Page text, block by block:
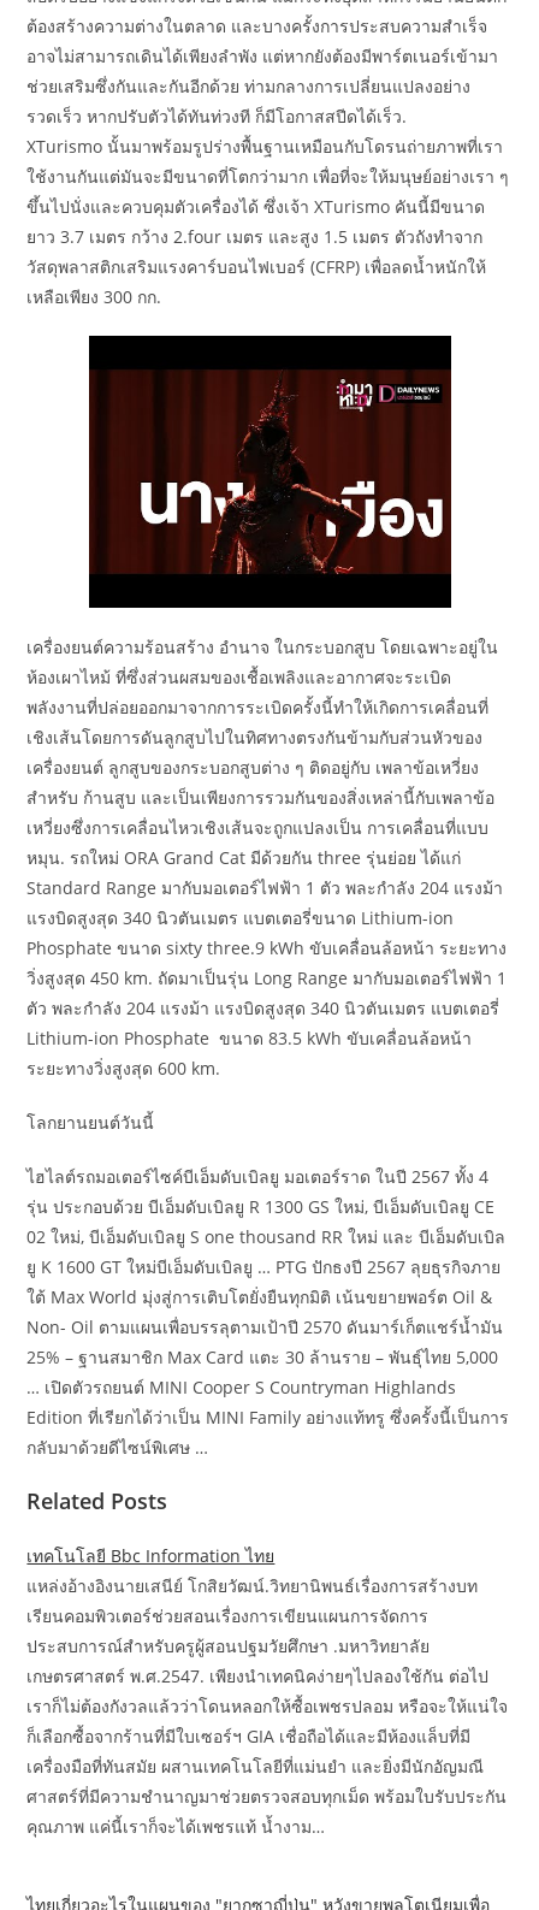
ต้องสร้างความต่างในตลาด และบางครั้งการประสบความสำเร็จ
อาจไม่สามารถเดินได้เพียงลำพัง แต่หากยังต้องมีพาร์ตเนอร์เข้ามา
ช่วยเสริมซึ่งกันและกันอีกด้วย ท่ามกลางการเปลี่ยนแปลงอย่าง
รวดเร็ว หากปรับตัวได้ทันท่วงที ก็มีโอกาสสปีดได้เร็ว.
XTurismo นั้นมาพร้อมรูปร่างพื้นฐานเหมือนกับโดรนถ่ายภาพที่เรา
ใช้งานกันแต่มันจะมีขนาดที่โตกว่ามาก เพื่อที่จะให้มนุษย์อย่างเรา ๆ
ขึ้นไปนั่งและควบคุมตัวเครื่องได้ ซึ่งเจ้า XTurismo คันนี้มีขนาด
ยาว 3.7 เมตร กว้าง 2.four เมตร และสูง 1.5 เมตร ตัวถังทำจาก
วัสดุพลาสติกเสริมแรงคาร์บอนไฟเบอร์ (CFRP) เพื่อลดน้ำหนักให้
เหลือเพียง 300 กก.
เครื่องยนต์ความร้อนสร้าง อำนาจ ในกระบอกสูบ โดยเฉพาะอยู่ใน
ห้องเผาไหม้ ที่ซึ่งส่วนผสมของเชื้อเพลิงและอากาศจะระเบิด
พลังงานที่ปล่อยออกมาจากการระเบิดครั้งนี้ทำให้เกิดการเคลื่อนที่
เชิงเส้นโดยการดันลูกสูบไปในทิศทางตรงกันข้ามกับส่วนหัวของ
เครื่องยนต์ ลูกสูบของกระบอกสูบต่าง ๆ ติดอยู่กับ เพลาข้อเหวี่ยง
สำหรับ ก้านสูบ และเป็นเพียงการรวมกันของสิ่งเหล่านี้กับเพลาข้อ
เหวี่ยงซึ่งการเคลื่อนไหวเชิงเส้นจะถูกแปลงเป็น การเคลื่อนที่แบบ
หมุน. รถใหม่ ORA Grand Cat มีด้วยกัน three รุ่นย่อย ได้แก่
Standard Range มากับมอเตอร์ไฟฟ้า 1 ตัว พละกำลัง 204 แรงม้า
แรงบิดสูงสุด 340 นิวตันเมตร แบตเตอรี่ขนาด Lithium-ion
Phosphate ขนาด sixty three.9 kWh ขับเคลื่อนล้อหน้า ระยะทาง
วิ่งสูงสุด 450 km. ถัดมาเป็นรุ่น Long Range มากับมอเตอร์ไฟฟ้า 1
ตัว พละกำลัง 204 แรงม้า แรงบิดสูงสุด 340 นิวตันเมตร แบตเตอรี่
Lithium-ion Phosphate ขนาด 83.5 kWh ขับเคลื่อนล้อหน้า
ระยะทางวิ่งสูงสุด 600 km.
โลกยานยนต์วันนี้
ไฮไลต์รถมอเตอร์ไซค์บีเอ็มดับเบิลยู มอเตอร์ราด ในปี 2567 ทั้ง 4
รุ่น ประกอบด้วย บีเอ็มดับเบิลยู R 1300 GS ใหม่, บีเอ็มดับเบิลยู CE
02 ใหม่, บีเอ็มดับเบิลยู S one thousand RR ใหม่ และ บีเอ็มดับเบิล
ยู K 1600 GT ใหม่บีเอ็มดับเบิลยู … PTG ปักธงปี 2567 ลุยธุรกิจภาย
ใต้ Max World มุ่งสู่การเติบโตยั่งยืนทุกมิติ เน้นขยายพอร์ต Oil &
Non- Oil ตามแผนเพื่อบรรลุตามเป้าปี 2570 ดันมาร์เก็ตแชร์น้ำมัน
25% – ฐานสมาชิก Max Card แตะ 30 ล้านราย – พันธุ์ไทย 5,000
… เปิดตัวรถยนต์ MINI Cooper S Countryman Highlands
Edition ที่เรียกได้ว่าเป็น MINI Family อย่างแท้ทรู ซึ่งครั้งนี้เป็นการ
กลับมาด้วยดีไซน์พิเศษ …
Related Posts
เทคโนโลยี Bbc Information ไทย
แหล่งอ้างอิงนายเสนีย์ โกสิยวัฒน์.วิทยานิพนธ์เรื่องการสร้างบท
เรียนคอมพิวเตอร์ช่วยสอนเรื่องการเขียนแผนการจัดการ
ประสบการณ์สำหรับครูผู้สอนปฐมวัยศึกษา .มหาวิทยาลัย
เกษตรศาสตร์ พ.ศ.2547. ​เพียงนำเทคนิคง่ายๆไปลองใช้กัน ต่อไป
เราก็ไม่ต้องกังวลแล้วว่าโดนหลอกให้ซื้อเพชรปลอม หรือจะให้แน่ใจ
ก็เลือกซื้อจากร้านที่มีใบเซอร์ฯ GIA เชื่อถือได้และมีห้องแล็บที่มี
เครื่องมือที่ทันสมัย ผสานเทคโนโลยีที่แม่นยำ และยิ่งมีนักอัญมณี
ศาสตร์ที่มีความชำนาญมาช่วยตรวจสอบทุกเม็ด พร้อมใบรับประกัน
คุณภาพ แค่นี้เราก็จะได้เพชรแท้ น้ำงาม…
ไทยเกี่ยวอะไรในแผนของ "ยากูซาญี่ปุ่น" หวังขายพลูโตเนียมเพื่อ